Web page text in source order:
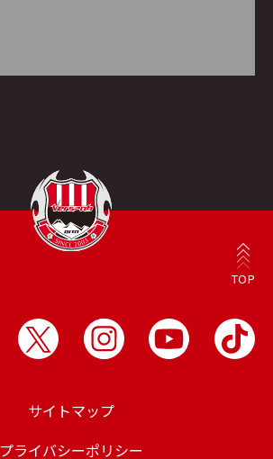
TOP
サイトマップ
プライバシーポリシー